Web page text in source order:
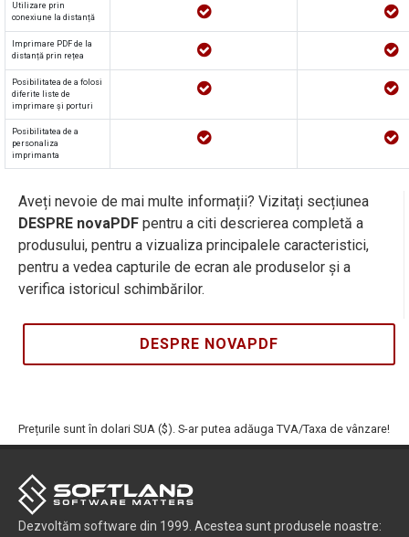
Utilizare prin
conexiune la distanță
Imprimare PDF de la
distanță prin rețea
Posibilitatea de a folosi
diferite liste de
imprimare și porturi
Posibilitatea de a
personaliza
imprimanta
Aveți nevoie de mai multe informații? Vizitați secțiunea
DESPRE novaPDF pentru a citi descrierea completă a
produsului, pentru a vizualiza principalele caracteristici,
pentru a vedea capturile de ecran ale produselor și a
verifica istoricul schimbărilor.
DESPRE NOVAPDF
Prețurile sunt în dolari SUA ($). S-ar putea adăuga TVA/Taxa de vânzare!
Dezvoltăm software din 1999. Acestea sunt produsele noastre: